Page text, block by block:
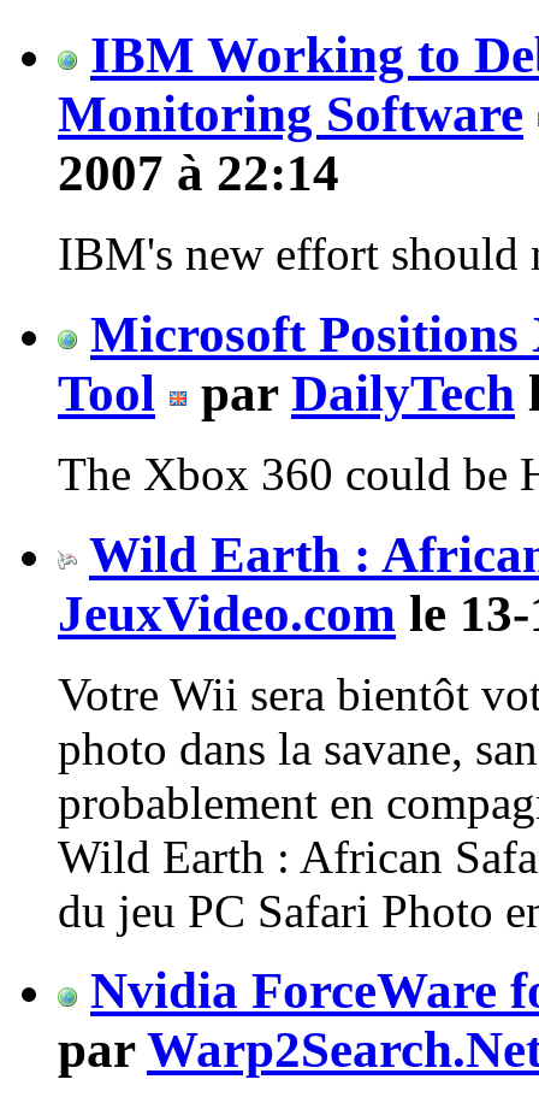
IBM Working to
Monitoring Software
2007 à 22:14
IBM's new effort should
Microsoft Positions
Tool
par DailyTech
The Xbox 360 could be
Wild Earth :
JeuxVideo.com le
Votre Wii sera bientôt
photo dans la savane,
probablement en
Wild Earth : African
du jeu PC Safari Photo
Nvidia ForceWare
par